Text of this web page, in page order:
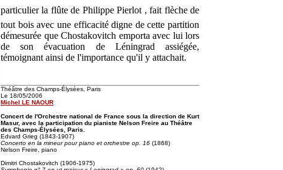
particulier la flûte de Philippe Pierlot , fait flèche de
tout bois avec une efficacité digne de cette partition
démesurée que Chostakovitch emporta avec lui lors
de son évacuation de Léningrad assiégée,
témoignant ainsi de l'importance qu'il y attachait.
Théâtre des Champs-Élysées, Paris
Le 18/05/2006
Michel LE NAOUR
Concert de l'Orchestre national de France sous la direction de Kurt
Masur, avec la participation du pianiste Nelson Freire au Théâtre
des Champs-Élysées, Paris.
Edvard Grieg (1843-1907)
Concerto en la mineur pour piano et orchestre op. 16 (1868)
Nelson Freire, piano
Dimitri Chostakovitch (1906-1975)